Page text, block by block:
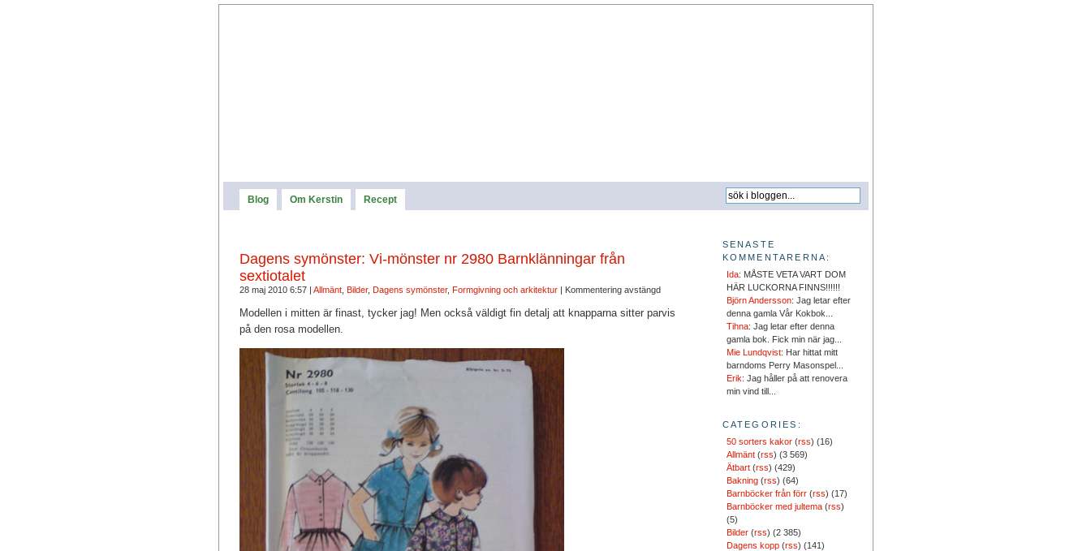
Blog Om Kerstin Recept
Dagens symönster: Vi-mönster nr 2980 Barnklänningar från
sextiotalet
28 maj 2010 6:57 | Allmänt, Bilder, Dagens symönster, Formgivning och arkitektur| Kommentering avstängd
Modellen i mitten är finast, tycker jag! Men också väldigt fin detalj att knapparna sitter parvis
på den rosa modellen.
SENASTE
KOMMENTARERNA:
Ida: MÅSTE VETA VART DOM
HÄR LUCKORNA FINNS!!!!!!
Björn Andersson: Jag letar efter
denna gamla Vår Kokbok...
Tihna: Jag letar efter denna
gamla bok. Fick min när jag...
Mie Lundqvist: Har hittat mitt
barndoms Perry Masonspel...
Erik: Jag håller på att renovera
min vind till...
CATEGORIES:
50 sorters kakor(rss) (16)
Allmänt(rss) (3 569)
Ätbart(rss) (429)
Bakning(rss) (64)
Barnböcker från förr(rss) (17)
Barnböcker med jultema(rss)
(5)
Bilder(rss) (2 385)
Dagens kopp(rss) (141)